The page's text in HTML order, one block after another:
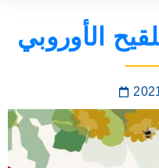
الأوروبي